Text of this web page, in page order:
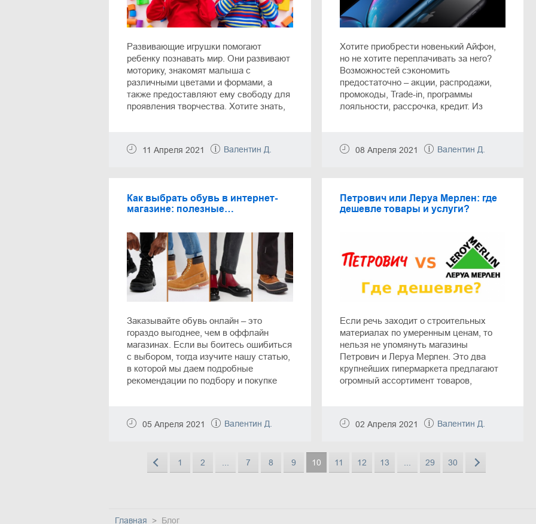
Развивающие игрушки помогают
ребенку познавать мир. Они развивают
моторику, знакомят малыша с
различными цветами и формами, а
также предоставляют ему свободу для
проявления творчества. Хотите знать,
подробно разбираем лучшие
развивающие игрушки для детишек, а
11 Апреля 2021 Валентин Д.
Хотите приобрести новенький Айфон,
но не хотите переплачивать за него?
Возможностей сэкономить
предостаточно – акции, распродажи,
промокоды, Trade-in, программы
лояльности, рассрочка, кредит. Из
новых моделях iPhone, которые
предлагают популярные интернет-
08 Апреля 2021 Валентин Д.
Как выбрать обувь в интернет-
магазине: полезные
Заказывайте обувь онлайн – это
гораздо выгоднее, чем в оффлайн
магазинах. Если вы боитесь ошибиться
с выбором, тогда изучите нашу статью,
в которой мы даем подробные
рекомендации по подбору и покупке
лучших онлайн-маркетах, где
предлагается обувь для женщин,
05 Апреля 2021 Валентин Д.
Петрович или Леруа Мерлен: где
дешевле товары и услуги?
Если речь заходит о строительных
материалах по умеренным ценам, то
нельзя не упомянуть магазины
Петрович и Леруа Мерлен. Это два
крупнейших гипермаркета предлагают
огромный ассортимент товаров,
где дешевле заказать товары и
воспользоваться помощью
все данные об этих магазинах, поэтому
обязательно дочитайте статью до
02 Апреля 2021 Валентин Д.
1 2 7 8 9 10 11 12 13 29 30
Главная Блог